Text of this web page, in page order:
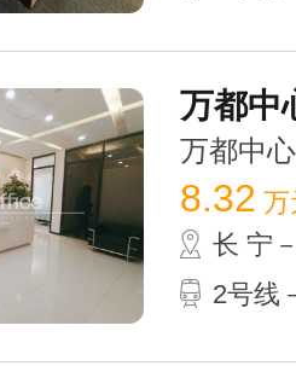
万都中
万都中
8.32 万
长 宁
2号线